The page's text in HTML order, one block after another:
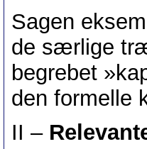
Sagen
de særlige
begrebet
den formelle
II –